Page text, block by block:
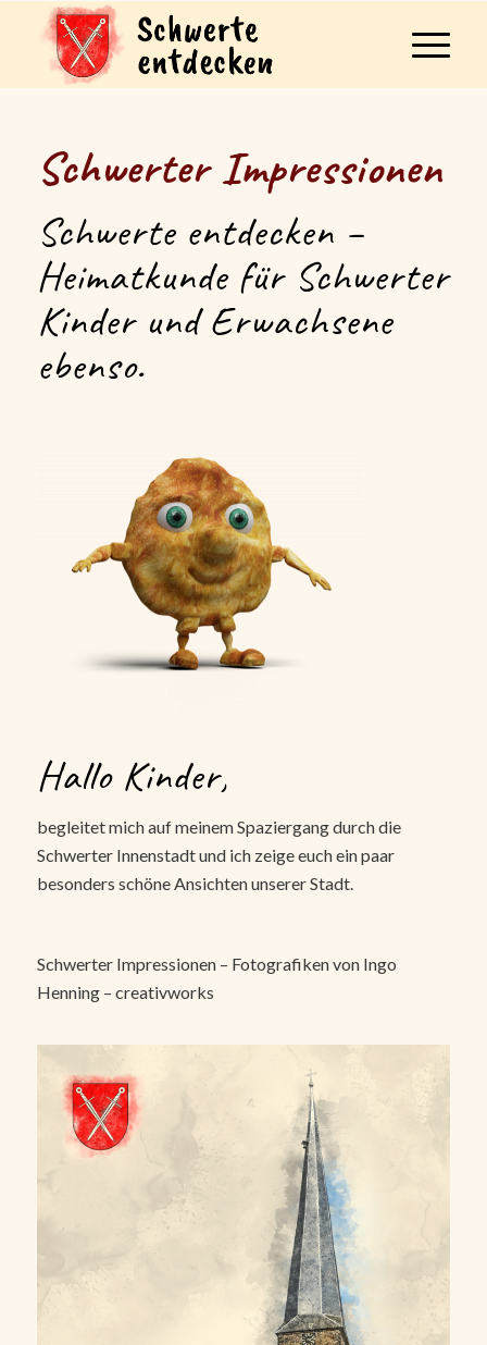
Schwerter Impressionen
Schwerte entdecken –
Heimatkunde für Schwerter
Kinder und Erwachsene
ebenso.
Hallo Kinder,
begleitet mich auf meinem Spaziergang durch die
Schwerter Innenstadt und ich zeige euch ein paar
besonders schöne Ansichten unserer Stadt.
Schwerter Impressionen – Fotografiken von Ingo
Henning – creativworks